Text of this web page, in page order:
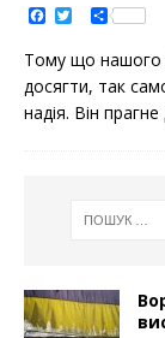
a
e
b
o
o
t
t
e
r
S
h
r
e
Тому що нашого
досягти, так
надія. Він